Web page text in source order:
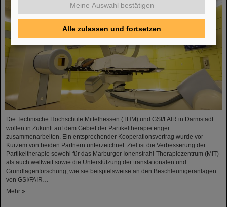
Die Technische Hochschule Mittelhessen (THM) und GSI/FAIR in Darmstadt
wollen in Zukunft auf dem Gebiet der Partikeltherapie enger
zusammenarbeiten. Ein entsprechender Kooperationsvertrag wurde vor
Kurzem von beiden Partnern unterzeichnet. Ziel ist die Verbesserung der
Partikeltherapie sowohl für das Marburger Ionenstrahl-Therapiezentrum (MIT)
als auch weltweit sowie die Unterstützung der translationalen und
Grundlagenforschung, wie sie beispielsweise an den Beschleunigeranlagen
von GSI/FAIR…
Mehr »
Meine Auswahl bestätigen
Alle zulassen und fortsetzen